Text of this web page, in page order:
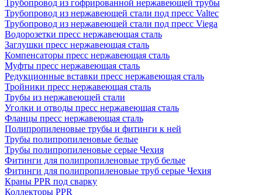
Трубопровод из гофрированной нержавеющей трубы
Трубопровод из нержавеющей стали под пресс Valtec
Трубопровод из нержавеющей стали под пресс Viega
Водорозетки пресс нержавеющая сталь
Заглушки пресс нержавеющая сталь
Компенсаторы пресс нержавеющая сталь
Муфты пресс нержавеющая сталь
Редукционные вставки пресс нержавеющая сталь
Тройники пресс нержавеющая сталь
Трубы из нержавеющей стали
Уголки и отводы пресс нержавеющая сталь
Фланцы пресс нержавеющая сталь
Полипропиленовые трубы и фитинги к ней
Трубы полипропиленовые белые
Трубы полипропиленовые серые Чехия
Фитинги для полипропиленовые труб белые
Фитинги для полипропиленовые труб серые Чехия
Краны PPR под сварку
Коллекторы PPR